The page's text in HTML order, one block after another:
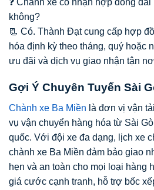
❓ Chành xe có nhận hợp đồng
không?
📃 Có. Thành Đạt cung cấp hợp
hóa định kỳ theo tháng, quý hoặc
ưu đãi và dịch vụ giao nhận tận
Gợi Ý Chuyên Tuyến Sài
Chành xe Ba Miền là đơn vị vận
vụ vận chuyển hàng hóa từ Sài
quốc. Với đội xe đa dạng, lịch xe
chành xe Ba Miền đảm bảo giao
hẹn và an toàn cho mọi loại hàng
giá cước cạnh tranh, hỗ trợ bốc